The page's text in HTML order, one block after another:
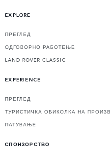
EXPLORE
ПРЕГЛЕД
ОДГОВОРНО РАБОТЕЊЕ
LAND ROVER CLASSIC
EXPERIENCE
ПРЕГЛЕД
ТУРИСТИЧКА ОБИКОЛКА НА
ПАТУВАЊЕ
СПОНЗОРСТВО